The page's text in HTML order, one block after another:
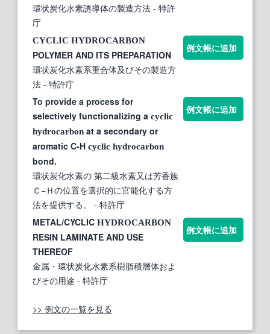
環状炭化水素誘導体の製造方法 - 特許
庁
CYCLIC HYDROCARBON
POLYMER AND ITS PREPARATION
環状炭化水素系重合体及びその製造方
法 - 特許庁
例文帳に追加
To provide a process for
selectively functionalizing a cyclic
hydrocarbon at a secondary or
aromatic C-H cyclic hydrocarbon
bond.
環状炭化水素の 第二級水素又は芳香族
Ｃ−Ｈの位置を選択的に官能化する方
法を提供する。
- 特許庁
例文帳に追加
METAL/CYCLIC HYDROCARBON
RESIN LAMINATE AND USE
THEREOF
金属・環状炭化水素系樹脂積層体およ
びその用途 - 特許庁
例文帳に追加
>> 例文の一覧を見る